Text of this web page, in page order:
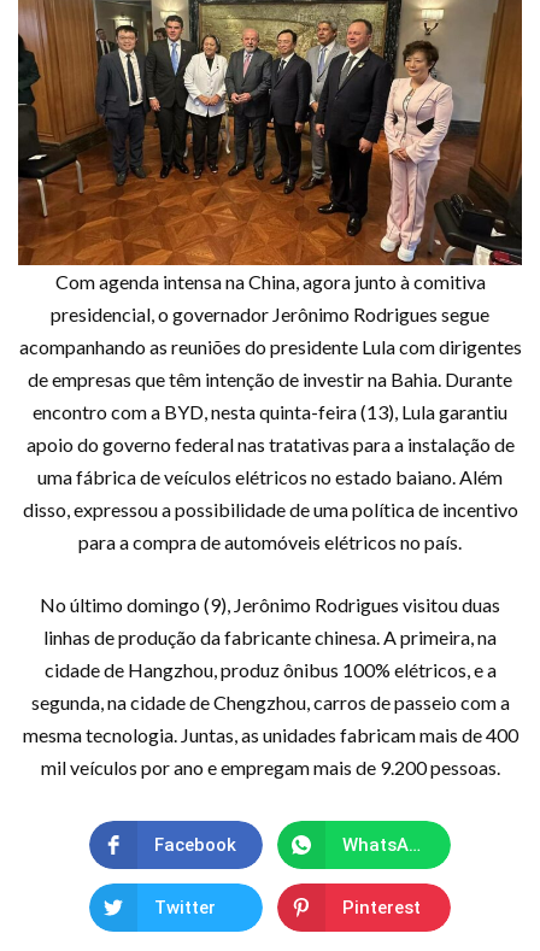
Com agenda intensa na China, agora junto à comitiva
presidencial, o governador Jerônimo Rodrigues segue
acompanhando as reuniões do presidente Lula com dirigentes
de empresas que têm intenção de investir na Bahia. Durante
encontro com a BYD, nesta quinta-feira (13), Lula garantiu
apoio do governo federal nas tratativas para a instalação de
uma fábrica de veículos elétricos no estado baiano. Além
disso, expressou a possibilidade de uma política de incentivo
para a compra de automóveis elétricos no país.
No último domingo (9), Jerônimo Rodrigues visitou duas
linhas de produção da fabricante chinesa. A primeira, na
cidade de Hangzhou, produz ônibus 100% elétricos, e a
segunda, na cidade de Chengzhou, carros de passeio com a
mesma tecnologia. Juntas, as unidades fabricam mais de 400
mil veículos por ano e empregam mais de 9.200 pessoas.
Facebook WhatsApp
Twitter Pinterest